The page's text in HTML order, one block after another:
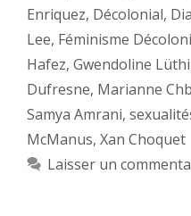
Enriquez, Décolonial,
Lee, Féminisme
Hafez, Gwendoline Lüthi
Dufresne, Marianne
Samya Amrani,
McManus, Xan Choquet
Laisser un